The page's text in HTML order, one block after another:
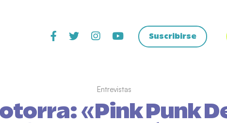
Suscribirse
Entrevistas
«Pink Punk